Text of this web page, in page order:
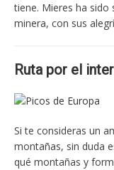
tiene. Mieres ha sido
minera, con sus
Ruta por el
Si te consideras un
montañas, sin duda
qué montañas y